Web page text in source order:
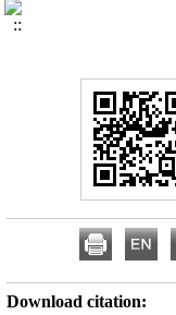
Download citation: